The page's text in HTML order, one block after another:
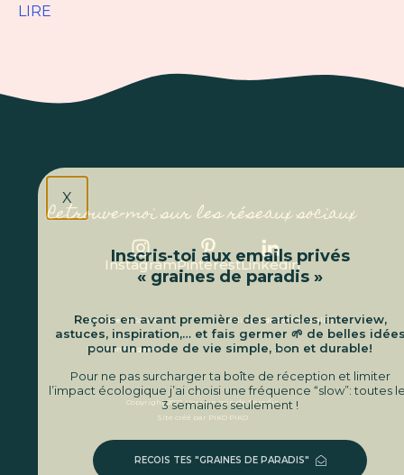
LIRE
Inscris-toi aux emails privés
« graines de paradis »
Reçois en avant première des articles, interview,
astuces, inspiration,… et fais germer 🌱 de belles idées
pour un mode de vie simple, bon et durable!
Pour ne pas surcharger ta boîte de réception et limiter
l’impact écologique j’ai choisi une fréquence “slow”: toutes les
3 semaines seulement !
RECOIS TES "GRAINES DE PARADIS"
Retrouve-moi sur les réseaux sociaux
InstagramPinterestLinkedin
Politique de Cookies Politique de Confidentialité
Mentions Légales Zei
Copyright 2022, Vers un coin de Paradis
Site créé par PIKO PIKO